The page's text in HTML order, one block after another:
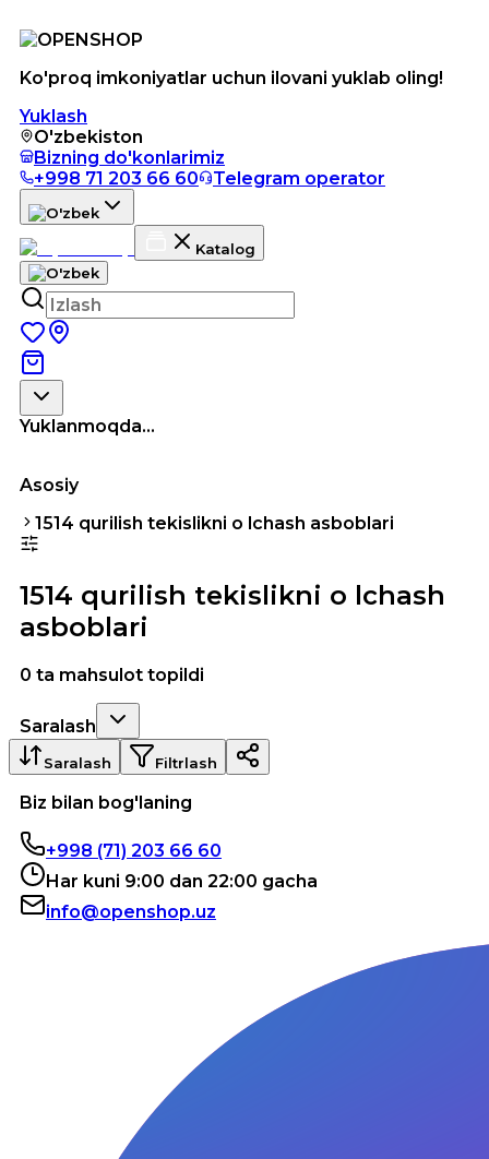
Ko'proq imkoniyatlar uchun ilovani yuklab oling!
Yuklash
O'zbekiston
Bizning do'konlarimiz
+998 71 203 66 60
Telegram operator
Katalog
Yuklanmoqda...
Asosiy
1514 qurilish tekislikni o lchash asboblari
1514 qurilish tekislikni o lchash
asboblari
0 ta mahsulot topildi
Saralash
Saralash Filtrlash
Biz bilan bog'laning
+998 (71) 203 66 60
Har kuni 9:00 dan 22:00 gacha
info@openshop.uz